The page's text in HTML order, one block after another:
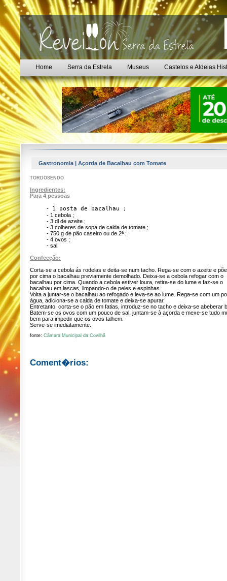
Home Serra da Estrela Museus Castelos e Aldeias
Gastronomia | Açorda de Bacalhau com Tomate
TORDOSENDO
Ingredientes:
Para 4 pessoas
- 1 posta de bacalhau ;
- 1 cebola ;
- 3 dl de azeite ;
- 3 colheres de sopa de calda de tomate ;
- 750 g de pão caseiro ou de 2ª ;
- 4 ovos ;
- sal
Confecção:
Corta-se a cebola ás rodelas e deita-se num tacho. Rega-se com o azeite e
por cima o bacalhau previamente demolhado. Deixa-se a cebola refogar com o
bacalhau por cima. Quando a cebola estiver loura, retira-se do lume e faz-se o
bacalhau em lascas, limpando-o de peles e espinhas.
Volta a juntar-se o bacalhau ao refogado e leva-se ao lume. Rega-se com um
água, adiciona-se a calda de tomate e deixa-se apurar.
Entretanto, corta-se o pão em fatias, introduz-se no tacho e deixa-se abeberar
Batem-se os ovos com um pouco de sal, juntam-se à açorda e mexe-se tudo
bem para impedir que os ovos talhem.
Serve-se imediatamente.
fonte: Câmara Municipal da Covilhã
Coment�rios: